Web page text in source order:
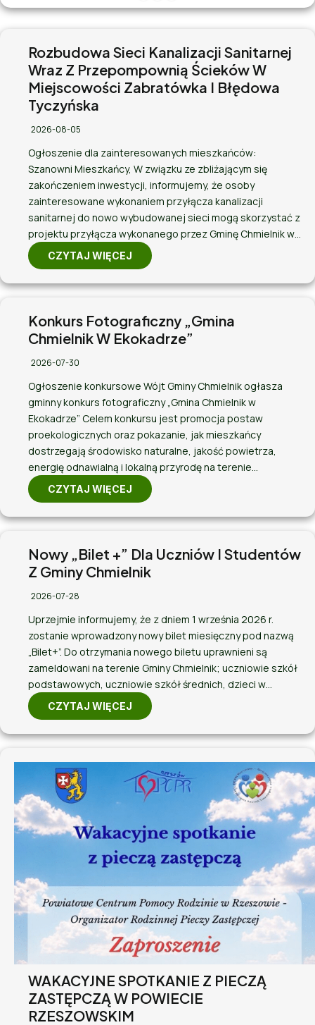
Rozbudowa Sieci Kanalizacji Sanitarnej
Wraz Z Przepompownią Ścieków W
Miejscowości Zabratówka I Błędowa
Tyczyńska
2026-08-05
Ogłoszenie dla zainteresowanych mieszkańców:
Szanowni Mieszkańcy, W związku ze zbliżającym się
zakończeniem inwestycji, informujemy, że osoby
zainteresowane wykonaniem przyłącza kanalizacji
sanitarnej do nowo wybudowanej sieci mogą skorzystać z
projektu przyłącza wykonanego przez Gminę Chmielnik w…
CZYTAJ WIĘCEJ
Konkurs Fotograficzny „Gmina
Chmielnik W Ekokadrze”
2026-07-30
Ogłoszenie konkursowe Wójt Gminy Chmielnik ogłasza
gminny konkurs fotograficzny „Gmina Chmielnik w
Ekokadrze” Celem konkursu jest promocja postaw
proekologicznych oraz pokazanie, jak mieszkańcy
dostrzegają środowisko naturalne, jakość powietrza,
energię odnawialną i lokalną przyrodę na terenie…
CZYTAJ WIĘCEJ
Nowy „Bilet +” Dla Uczniów I Studentów
Z Gminy Chmielnik
2026-07-28
Uprzejmie informujemy, że z dniem 1 września 2026 r.
zostanie wprowadzony nowy bilet miesięczny pod nazwą
„Bilet+”. Do otrzymania nowego biletu uprawnieni są
zameldowani na terenie Gminy Chmielnik; uczniowie szkół
podstawowych, uczniowie szkół średnich, dzieci w…
CZYTAJ WIĘCEJ
WAKACYJNE SPOTKANIE Z PIECZĄ
ZASTĘPCZĄ W POWIECIE
RZESZOWSKIM